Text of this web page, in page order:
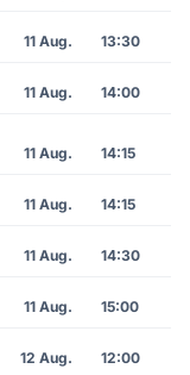
11 Aug. 13:30
11 Aug. 14:00
11 Aug. 14:15
11 Aug. 14:15
11 Aug. 14:30
11 Aug. 15:00
12 Aug. 12:00